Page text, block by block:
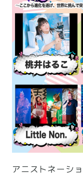
アニストネーシ